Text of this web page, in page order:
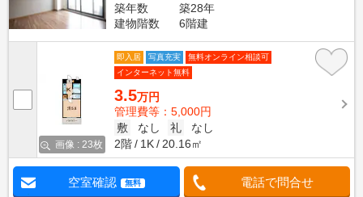
築年数
築28年
建物階数
6階建
画像 : 23枚
即入居 写真充実
無料オンライン相談可
インターネット無料
3.5万円
管理費等：5,000円
敷
なし 礼
なし
2階
1K 20.16㎡
空室確認 無料 電話で問合せ